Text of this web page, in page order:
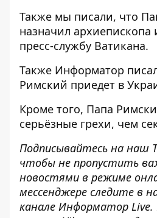
Также мы писали, что
назначил архиепископа
пресс-службу Ватикана.
Также Информатор
Римский приедет в
Кроме того, Папа
серьёзные грехи, чем
Подписывайтесь на наш
чтобы не пропустить
новостями в режиме
мессенджере следите в
канале Информатор Live.